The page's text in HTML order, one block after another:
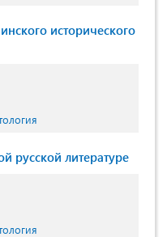
исторического
русской литературе